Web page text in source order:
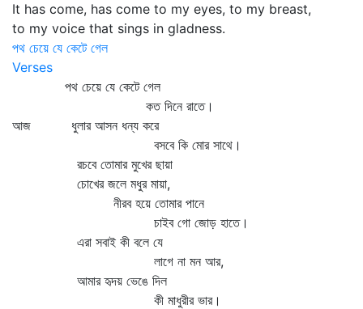
It has come, has come to my eyes, to my breast,
to my voice that sings in gladness.
পথ চেয়ে যে কেটে গেল
Verses
পথ চেয়ে যে কেটে গেল
কত দিনে রাতে।
আজ ধুলার আসন ধন্য করে
বসবে কি মোর সাথে।
রচবে তোমার মুখের ছায়া
চোখের জলে মধুর মায়া,
নীরব হয়ে তোমার পানে
চাইব গো জোড় হাতে।
এরা সবাই কী বলে যে
লাগে না মন আর,
আমার হৃদয় ভেঙে দিল
কী মাধুরীর ভার।